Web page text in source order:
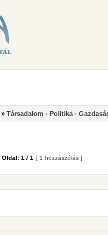
» Társadalom - Politika -
Oldal: 1 / 1 [ 1 hozzászólás ]